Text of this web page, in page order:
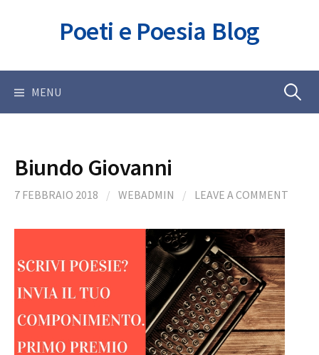
Poeti e Poesia Blog
MENU Ricerca
Biundo Giovanni
7 FEBBRAIO 2018 / WEBADMIN / LEAVE A COMMENT